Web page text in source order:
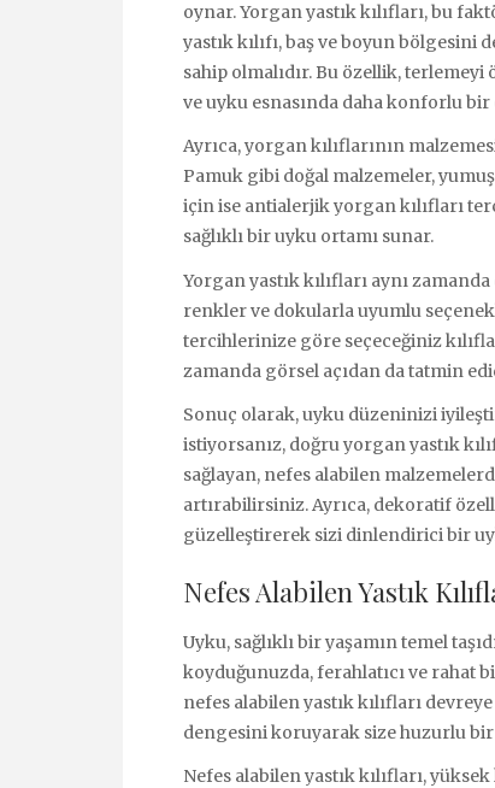
oynar. Yorgan yastık kılıfları, bu
yastık kılıfı, baş ve boyun bölgesini
sahip olmalıdır. Bu özellik, terlemeyi
ve uyku esnasında daha konforlu bir
Ayrıca, yorgan kılıflarının
Pamuk gibi doğal malzemeler,
için ise antialerjik yorgan kılıfları
sağlıklı bir uyku ortamı sunar.
Yorgan yastık kılıfları aynı
renkler ve dokularla uyumlu
tercihlerinize göre seçeceğiniz
zamanda görsel açıdan da tatmin
Sonuç olarak, uyku düzeninizi
istiyorsanız, doğru yorgan yastık
sağlayan, nefes alabilen
artırabilirsiniz. Ayrıca, dekoratif
güzelleştirerek sizi dinlendirici bir
Nefes Alabilen Yastık
Uyku, sağlıklı bir yaşamın temel
koyduğunuzda, ferahlatıcı ve rahat
nefes alabilen yastık kılıfları
dengesini koruyarak size huzurlu
Nefes alabilen yastık kılıfları,